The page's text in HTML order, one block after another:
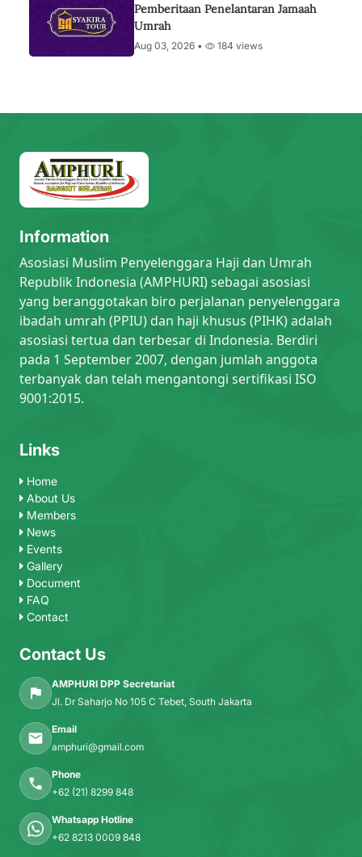
Pemberitaan Penelantaran Jamaah
Umrah
Aug 03, 2026 • 184 views
Information
Asosiasi Muslim Penyelenggara Haji dan Umrah
Republik Indonesia (AMPHURI) sebagai asosiasi
yang beranggotakan biro perjalanan penyelenggara
ibadah umrah (PPIU) dan haji khusus (PIHK) adalah
asosiasi tertua dan terbesar di Indonesia. Berdiri
pada 1 September 2007, dengan jumlah anggota
terbanyak dan telah mengantongi sertifikasi ISO
9001:2015.
Links
Home
About Us
Members
News
Events
Gallery
Document
FAQ
Contact
Contact Us
AMPHURI DPP Secretariat
Jl. Dr Saharjo No 105 C Tebet, South Jakarta
Email
amphuri@gmail.com
Phone
+62 (21) 8299 848
Whatsapp Hotline
+62 8213 0009 848